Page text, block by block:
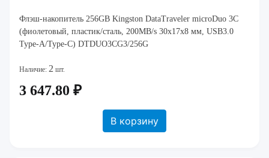
Флэш-накопитель 256GB Kingston DataTraveler microDuo 3C
(фиолетовый, пластик/сталь, 200MB/s 30x17x8 мм, USB3.0
Type-A/Type-C) DTDUO3CG3/256G
Наличие: 2 шт.
3 647.80 ₽
В корзину